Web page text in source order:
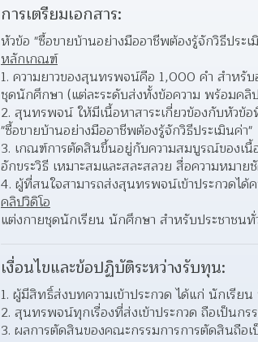
การเตรียมเอกสาร:
หัวข้อ "ซื้อขายบ้านอย่างมืออาชีพต้องรู้จักวิธีประเ
หลักเกณฑ์
ความยาวของสุนทรพจน์คือ 1,000 คำ สำหรั
ชุดนักศึกษา (แต่ละระดับส่งทั้งข้อความ พร้อมคลิ
สุนทรพจน์ ให้มีเนื้อหาสาระเกี่ยวข้องกับหัวข้
"ซื้อขายบ้านอย่างมืออาชีพต้องรู้จักวิธีประเมินค่า"
เกณฑ์การตัดสินขึ้นอยู่กับความสมบูรณ์ของเนื้อ
อักขระวิธี เหมาะสมและสละสลวย สื่อความหมาย
ผู้ที่สนใจสามารถส่งสุนทรพจน์เข้าประกวดได้ค
คลิปวิดิโอ
แต่งกายชุดนักเรียน นักศึกษา สำหรับประชาชน
เงื่อนไขและข้อปฏิบัติระหว่างรับทุน:
ผู้มีสิทธิ์ส่งบทความเข้าประกวด ได้แก่ นักเรีย
สุนทรพจน์ทุกเรื่องที่ส่งเข้าประกวด ถือเป็นก
ผลการตัดสินของคณะกรรมการการตัดสินถือ